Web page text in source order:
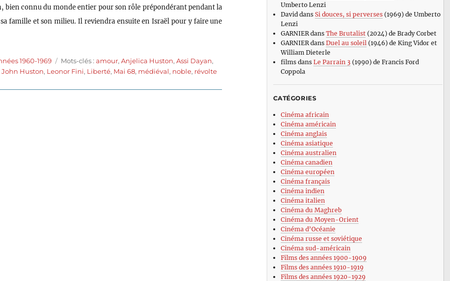
bien connu du monde entier pour son rôle prépondérant pendant la
famille et son milieu. Il reviendra ensuite en Israël pour y faire une
1960-1969 Étiquettes
Mots-clés :amour,Anjelica Huston,Assi Dayan,
John Huston, Leonor Fini, Liberté, Mai 68, médiéval, noble, révolte
Umberto Lenzi
David dans Si douces, si perverses(1969) de Umberto
Lenzi
GARNIERdans The Brutalist(2024) de Brady Corbet
GARNIERdans Duel au soleil (1946) de King Vidor et
William Dieterle
filmsdans Le Parrain 3 (1990) de Francis Ford
Coppola
CATÉGORIES
Cinéma africain
Cinéma américain
Cinéma anglais
Cinéma asiatique
Cinéma australien
Cinéma canadien
Cinéma européen
Cinéma français
Cinéma indien
Cinéma italien
Cinéma du Maghreb
Cinéma du Moyen-Orient
Cinéma d’Océanie
Cinéma russe et soviétique
Cinéma sud-américain
Films des années 1900-1909
Films des années 1910-1919
Films des années 1920-1929